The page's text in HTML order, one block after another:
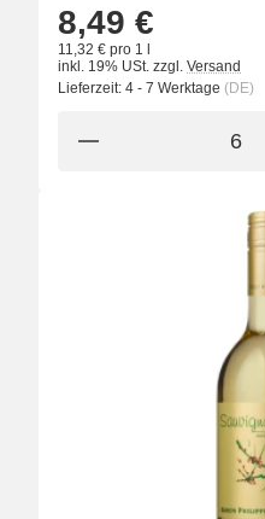
8,49 €
11,32 € pro 1 l
inkl. 19% USt. zzgl. Versand
Lieferzeit: 4 - 7 Werktage (DE)